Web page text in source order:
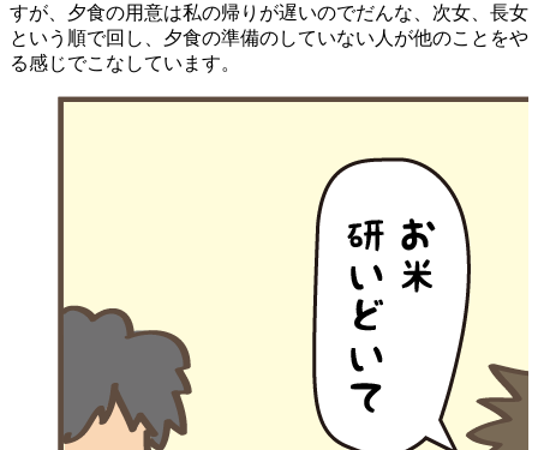
すが、夕食の用意は私の帰りが遅いのでだんな、次女、長女
という順で回し、夕食の準備のしていない人が他のことをや
る感じでこなしています。